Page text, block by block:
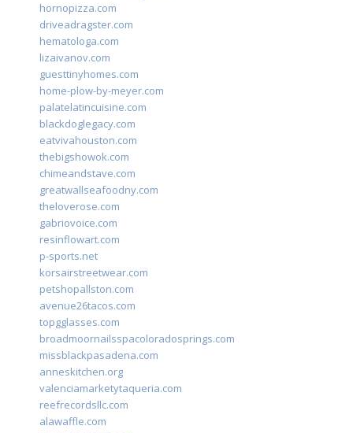
hornopizza.com
driveadragster.com
hematologa.com
lizaivanov.com
guesttinyhomes.com
home-plow-by-meyer.com
palatelatincuisine.com
blackdoglegacy.com
eatvivahouston.com
thebigshowok.com
chimeandstave.com
greatwallseafoodny.com
theloverose.com
gabriovoice.com
resinflowart.com
p-sports.net
korsairstreetwear.com
petshopallston.com
avenue26tacos.com
topgglasses.com
broadmoornailsspacoloradosprings.com
missblackpasadena.com
anneskitchen.org
valenciamarketytaqueria.com
reefrecordsllc.com
alawaffle.com